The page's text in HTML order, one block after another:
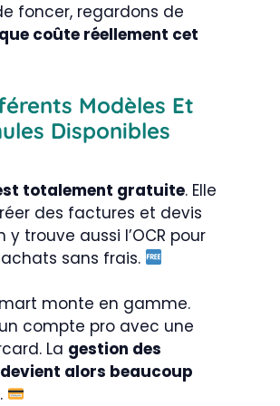
foncer, regardons de
coûte réellement cet
Modèles Et
Disponibles
totalement gratuite. Elle
des factures et devis
y trouve aussi l’OCR pour
sans frais.
monte en gamme.
compte pro avec une
La gestion des
alors beaucoup
.